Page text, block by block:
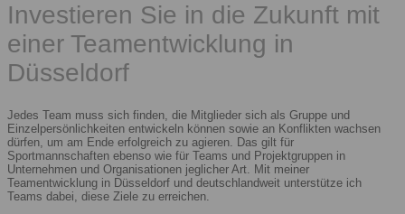
Investieren Sie in die Zukunft mit
einer Teamentwicklung in
Düsseldorf
Jedes Team muss sich finden, die Mitglieder sich als Gruppe und
Einzelpersönlichkeiten entwickeln können sowie an Konflikten wachsen
dürfen, um am Ende erfolgreich zu agieren. Das gilt für
Sportmannschaften ebenso wie für Teams und Projektgruppen in
Unternehmen und Organisationen jeglicher Art. Mit meiner
Teamentwicklung in Düsseldorf und deutschlandweit unterstütze ich
Teams dabei, diese Ziele zu erreichen.